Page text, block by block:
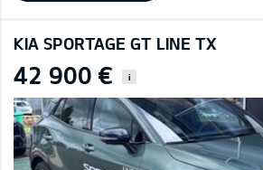
KIA SPORTAGE GT LINE TX
42 900 € i